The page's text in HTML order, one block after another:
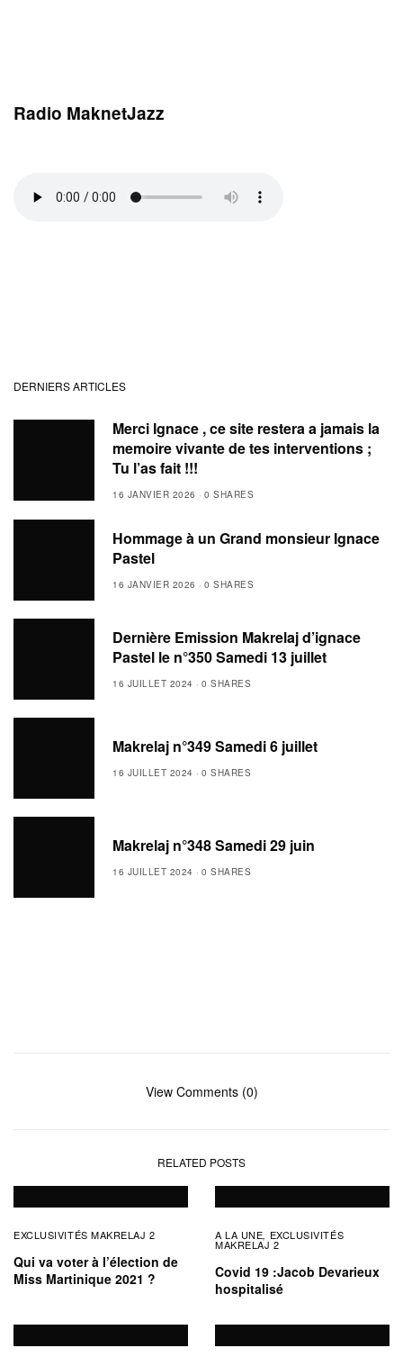
Radio MaknetJazz
DERNIERS ARTICLES
Merci Ignace , ce site restera a jamais la
memoire vivante de tes interventions ;
Tu l’as fait !!!
16 JANVIER 2026 0 SHARES
Hommage à un Grand monsieur Ignace
Pastel
16 JANVIER 2026 0 SHARES
Dernière Emission Makrelaj d’ignace
Pastel le n°350 Samedi 13 juillet
16 JUILLET 2024 0 SHARES
Makrelaj n°349 Samedi 6 juillet
16 JUILLET 2024 0 SHARES
Makrelaj n°348 Samedi 29 juin
16 JUILLET 2024 0 SHARES
View Comments (0)
RELATED POSTS
EXCLUSIVITÉS MAKRELAJ 2
Qui va voter à l’élection de
Miss Martinique 2021 ?
A LA UNE, EXCLUSIVITÉS
MAKRELAJ 2
Covid 19 :Jacob Devarieux
hospitalisé